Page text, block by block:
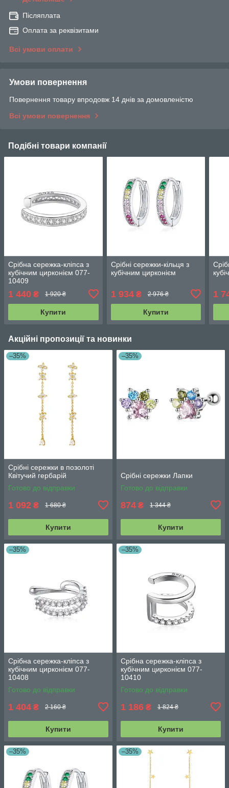
Післяплата
Оплата за реквізитами
Всі умови оплати
Умови повернення
Повернення товару впродовж 14 днів за домовленістю
Всі умови повернення
Подібні товари компанії
Срібна сережка-кліпса з
кубічним цирконієм 077-
10409
1 440 ₴ 1 920 ₴
Купити
Срібні сережки-кільця з
кубічним цирконієм
1 934₴ 2 976 ₴
Купити
1
Акційні пропозиції та новинки
–35%
Срібні сережки в позолоті
Квітучий гербарій
Готово до відправки
1 092 ₴ 1 680 ₴
Купити
–35%
Срібні сережки Лапки
Готово до відправки
874 ₴ 1 344 ₴
Купити
–35%
Срібна сережка-кліпса з
кубічним цирконієм 077-
10408
Готово до відправки
1 404 ₴ 2 160 ₴
Купити
–35%
Срібна сережка-кліпса з
кубічним цирконієм 077-
10410
Готово до відправки
1 186 ₴ 1 824 ₴
Купити
–35% –35%